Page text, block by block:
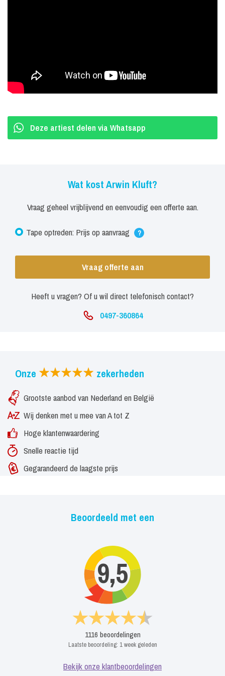
‘artiestenleven’ van Arwin uit.
Boekingen Arwin Kluft
aan het Nationaal Songfestival. Het krachtige cross-over nummer
‘Turiddu’ verraste het, vooral op hem stemmende publiek en het
in binnen en buitenland. Door het enthousiasme over ‘Turiddu’ werd
het plan geboren om een Cd album op te nemen. In 2005 werd in
Sogno per te’ opgenomen.
Beatrix op te treden. Dit zou niet het enige optreden voor iemand
van het koninklijk huis zijn, want in mei 2007 zong hij in Wassenaar,
voor Hare Koninklijke Hoogheid Prinses Maxima en ZKH prins
Willem Alexander. Na afloop lieten de prins en prinses weten enorm
Die Csárdásfúrstin
Pools/Nederlandse productie ‘Die Csárdásfúrstin’ waarmee hij door
Nederland en België toerde. Dat zelfde jaar werd Arwin door Joop
van den Ende theaterproducties benaderd om in de musical
‘Tarzan’ te gaan spelen. Tot 24 mei 2009 vertolkte hij daar
afwisselend de rol van Korchak, Porter en Clayton.
de opleiding tot koordirectie. Momenteel dirigeert hij bij de koren
begeleidt door een samengesteld orkest.
Twee keer in de Ziggo Dome
In juni 2013 werd er weer een mijlpaal bijgeschreven aan de
veelzijdige lijst van Arwin. Hij had namelijk de eer om 2x in het
Ziggo Dome te Amsterdam op te treden met niemand minder dan
In het seizoen 2014 – 2015 toerde Arwin, samen met o.a. Ron
Deze artiest delen via Whatsapp
Wat kost Arwin Kluft?
Vraag geheel vrijblijvend en eenvoudig een offerte aan.
Tape optreden: Prijs op aanvraag ?
Vraag offerte aan
Heeft u vragen? Of u wil direct telefonisch contact?
0497-360864
Onze zekerheden
Grootste aanbod van Nederland en België
Wij denken met u mee van A tot Z
Hoge klantenwaardering
Snelle reactie tijd
Gegarandeerd de laagste prijs
Beoordeeld met een
9,5
1116 beoordelingen
Laatste beoordeling: 1 week geleden
Bekijk onze klantbeoordelingen